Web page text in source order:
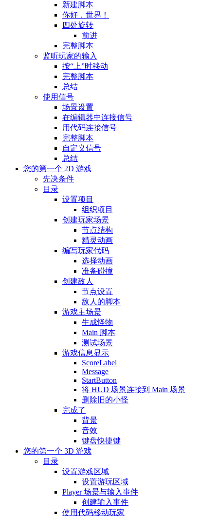
新建脚本
你好，世界！
四处旋转
前进
完整脚本
监听玩家的输入
按“上”时移动
完整脚本
总结
使用信号
场景设置
在编辑器中连接信号
用代码连接信号
完整脚本
自定义信号
总结
您的第一个 2D 游戏
先决条件
目录
设置项目
组织项目
创建玩家场景
节点结构
精灵动画
编写玩家代码
选择动画
准备碰撞
创建敌人
节点设置
敌人的脚本
游戏主场景
生成怪物
Main 脚本
测试场景
游戏信息显示
ScoreLabel
Message
StartButton
将 HUD 场景连接到 Main 场景
删除旧的小怪
完成了
背景
音效
键盘快捷键
您的第一个 3D 游戏
目录
设置游戏区域
设置游玩区域
Player 场景与输入事件
创建输入事件
使用代码移动玩家